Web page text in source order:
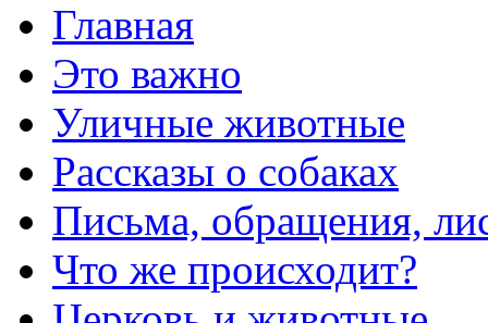
Главная
Это важно
Уличные животные
Рассказы о собаках
Письма, обращения,
Что же происходит?